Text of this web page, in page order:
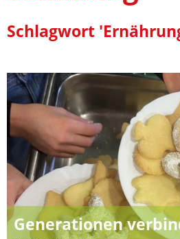
Schlagwort
Generationen